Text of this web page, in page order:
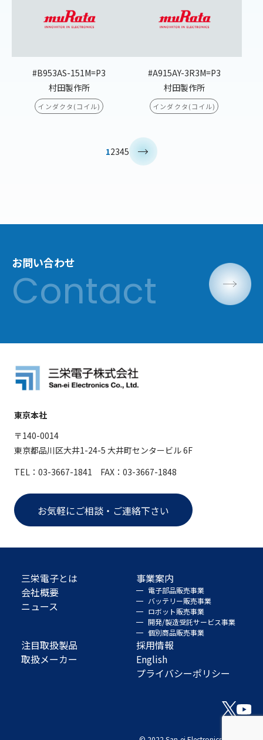
#B953AS-151M=P3
村田製作所
インダクタ(コイル)
#A915AY-3R3M=P3
村田製作所
インダクタ(コイル)
12345
お問い合わせ
東京本社
〒140-0014
東京都品川区大井1-24-5 大井町センタービル 6F
TEL：03-3667-1841 FAX：03-3667-1848
お気軽にご相談・ご連絡下さい
三栄電子とは
会社概要
ニュース
事業案内
電子部品販売事業
バッテリー販売事業
ロボット販売事業
開発/製造受託サービス事業
個別商品販売事業
注目取扱製品
取扱メーカー
採用情報
English
プライバシーポリシー